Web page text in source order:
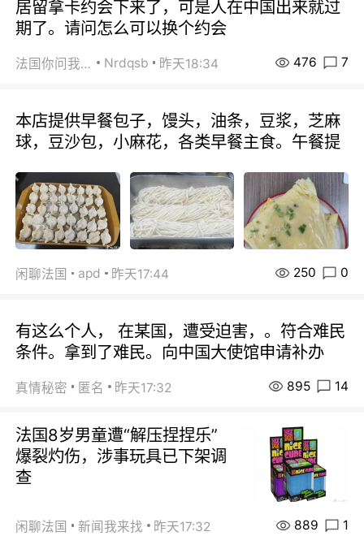
居留拿卡约会下来了，可是人在中国出来就过
期了。请问怎么可以换个约会
法国你问我答 Nrdqsb 昨天18:34 476 7
本店提供早餐包子，馒头，油条，豆浆，芝麻
球，豆沙包，小麻花，各类早餐主食。午餐提
闲聊法国 apd 昨天17:44 250 0
有这么个人， 在某国，遭受迫害，。符合难民
条件。拿到了难民。向中国大使馆申请补办
真情秘密 匿名 昨天17:32 895 14
法国8岁男童遭“解压捏捏乐”
爆裂灼伤，涉事玩具已下架调
查
闲聊法国 新闻我来找 昨天17:32 889 1